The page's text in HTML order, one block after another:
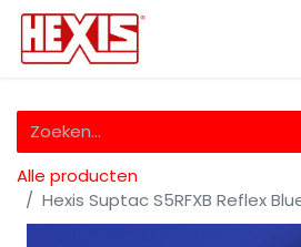
Alle producten
Hexis Suptac S5RFXB Reflex